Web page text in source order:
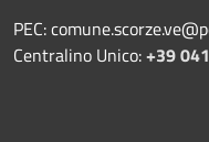
PEC:
Centralino Unico:+39